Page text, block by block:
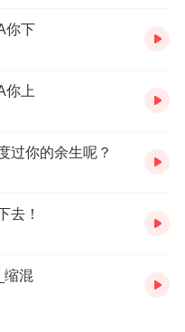
你下
你上
过你的余生呢？
去！
缩混